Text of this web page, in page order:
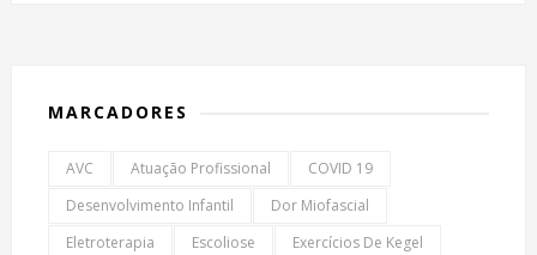
MARCADORES
AVC Atuação Profissional
COVID 19
Desenvolvimento Infantil
Dor Miofascial
Eletroterapia
Escoliose
Exercícios De Kegel